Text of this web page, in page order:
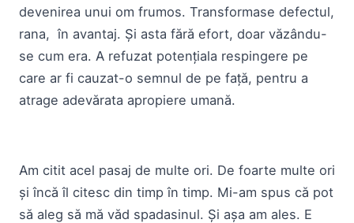
devenirea unui om frumos. Transformase defectul,
rana, în avantaj. Și asta fără efort, doar văzându-
se cum era. A refuzat potențiala respingere pe
care ar fi cauzat-o semnul de pe față, pentru a
atrage adevărata apropiere umană.
Am citit acel pasaj de multe ori. De foarte multe ori
și încă îl citesc din timp în timp. Mi-am spus că pot
să aleg să mă văd spadasinul. Și așa am ales. E